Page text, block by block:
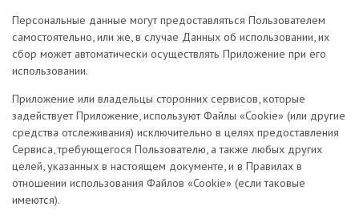
Персональные данные могут предоставляться Пользователем
самостоятельно, или же, в случае Данных об использовании, их
сбор может автоматически осуществлять Приложение при его
использовании.
Приложение или владельцы сторонних сервисов, которые
задействует Приложение, используют Файлы «Cookie» (или другие
средства отслеживания) исключительно в целях предоставления
Сервиса, требующегося Пользователю, а также любых других
целей, указанных в настоящем документе, и в Правилах в
отношении использования Файлов «Cookie» (если таковые
имеются).